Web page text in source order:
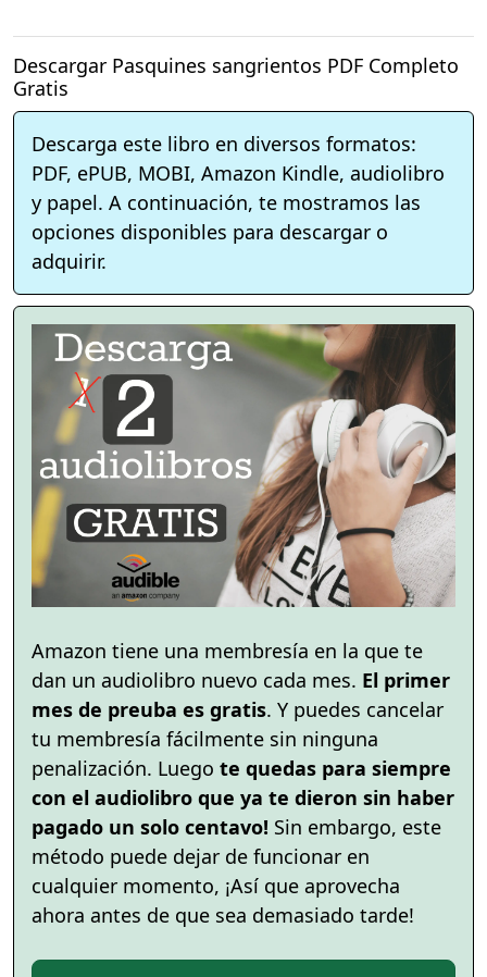
Descargar Pasquines sangrientos PDF Completo
Gratis
Descarga este libro en diversos formatos:
PDF, ePUB, MOBI, Amazon Kindle, audiolibro
y papel. A continuación, te mostramos las
opciones disponibles para descargar o
adquirir.
Amazon tiene una membresía en la que te
dan un audiolibro nuevo cada mes. El primer
mes de preuba es gratis. Y puedes cancelar
tu membresía fácilmente sin ninguna
penalización. Luego te quedas para siempre
con el audiolibro que ya te dieron sin haber
pagado un solo centavo! Sin embargo, este
método puede dejar de funcionar en
cualquier momento, ¡Así que aprovecha
ahora antes de que sea demasiado tarde!